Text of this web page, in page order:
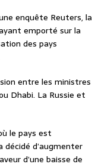
enquête Reuters, la
emporté sur la
des pays
entre les ministres
Dhabi. La Russie et
le pays est
décidé d’augmenter
d’une baisse de